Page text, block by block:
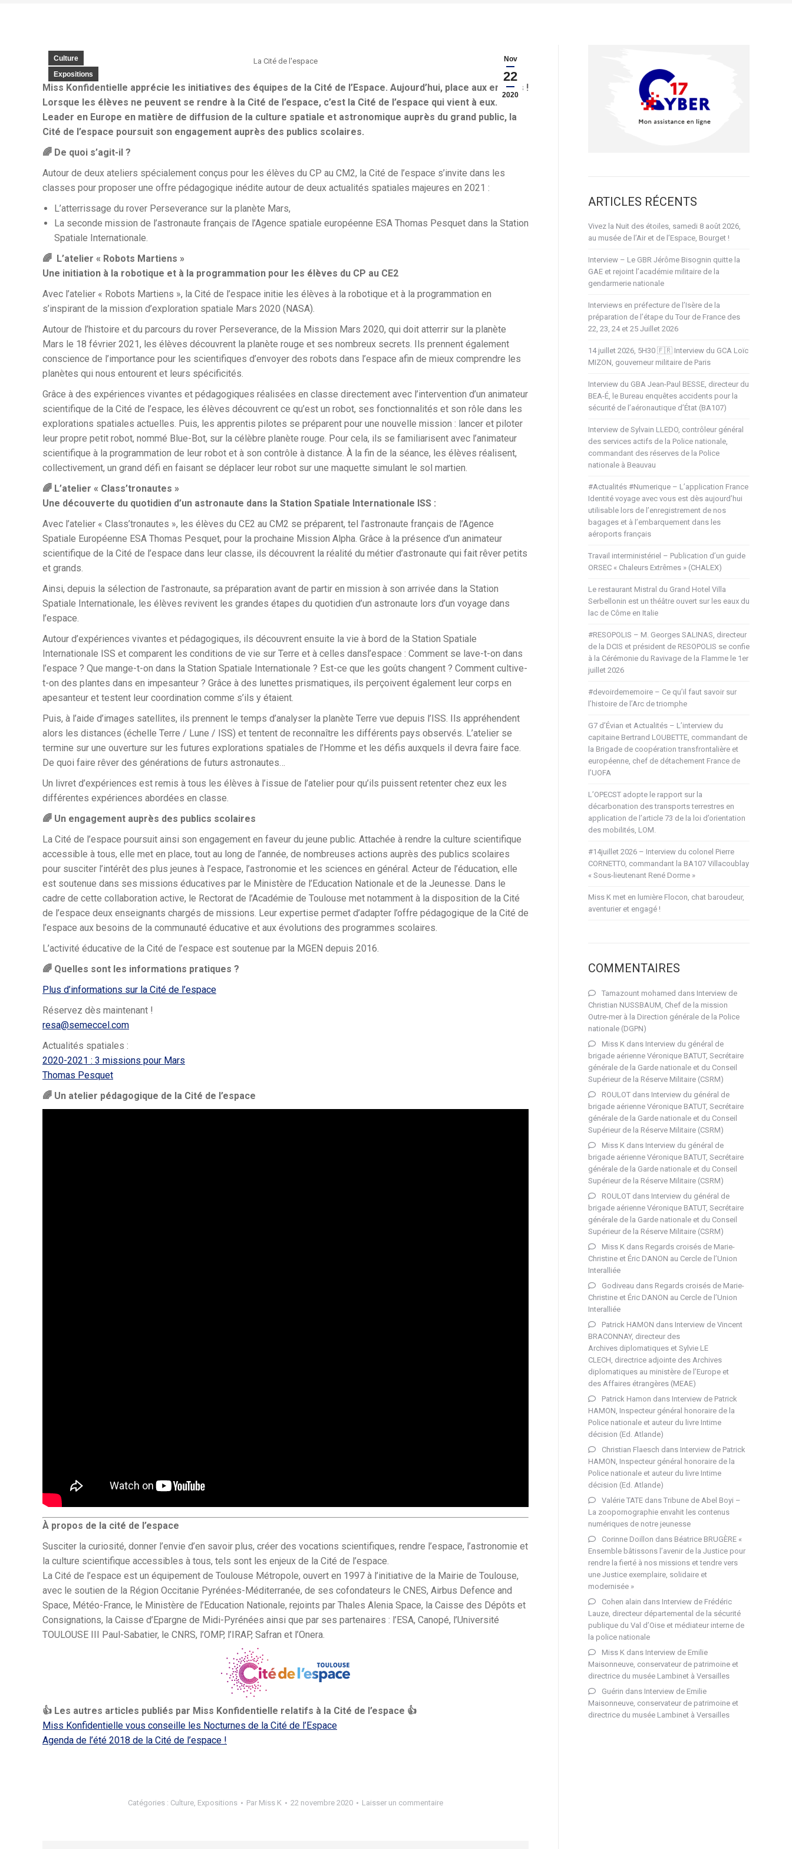
Nov
22
2020
Culture
Expositions
La Cité de l'espace
Miss Konfidentielle apprécie les initiatives des équipes de la Cité de l’Espace. Aujourd’hui, place aux enfants !
Lorsque les élèves ne peuvent se rendre à la Cité de l’espace, c’est la Cité de l’espace qui vient à eux.
Leader en Europe en matière de diffusion de la culture spatiale et astronomique auprès du grand public, la
Cité de l’espace poursuit son engagement auprès des publics scolaires.
🌈 De quoi s’agit-il ?
Autour de deux ateliers spécialement conçus pour les élèves du CP au CM2, la Cité de l’espace s’invite dans les
classes pour proposer une offre pédagogique inédite autour de deux actualités spatiales majeures en 2021 :
L’atterrissage du rover Perseverance sur la planète Mars,
La seconde mission de l’astronaute français de l’Agence spatiale européenne ESA Thomas Pesquet dans la Station
Spatiale Internationale.
🌈 L’atelier « Robots Martiens »
Une initiation à la robotique et à la programmation pour les élèves du CP au CE2
Avec l’atelier « Robots Martiens », la Cité de l’espace initie les élèves à la robotique et à la programmation en
s’inspirant de la mission d’exploration spatiale Mars 2020 (NASA).
Autour de l’histoire et du parcours du rover Perseverance, de la Mission Mars 2020, qui doit atterrir sur la planète
Mars le 18 février 2021, les élèves découvrent la planète rouge et ses nombreux secrets. Ils prennent également
conscience de l’importance pour les scientifiques d’envoyer des robots dans l’espace afin de mieux comprendre les
planètes qui nous entourent et leurs spécificités.
Grâce à des expériences vivantes et pédagogiques réalisées en classe directement avec l’intervention d’un animateur
scientifique de la Cité de l’espace, les élèves découvrent ce qu’est un robot, ses fonctionnalités et son rôle dans les
explorations spatiales actuelles. Puis, les apprentis pilotes se préparent pour une nouvelle mission : lancer et piloter
leur propre petit robot, nommé Blue-Bot, sur la célèbre planète rouge. Pour cela, ils se familiarisent avec l’animateur
scientifique à la programmation de leur robot et à son contrôle à distance. À la fin de la séance, les élèves réalisent,
collectivement, un grand défi en faisant se déplacer leur robot sur une maquette simulant le sol martien.
🌈 L’atelier « Class’tronautes »
Une découverte du quotidien d’un astronaute dans la Station Spatiale Internationale ISS :
Avec l’atelier « Class’tronautes », les élèves du CE2 au CM2 se préparent, tel l’astronaute français de l’Agence
Spatiale Européenne ESA Thomas Pesquet, pour la prochaine Mission Alpha. Grâce à la présence d’un animateur
scientifique de la Cité de l’espace dans leur classe, ils découvrent la réalité du métier d’astronaute qui fait rêver petits
et grands.
Ainsi, depuis la sélection de l’astronaute, sa préparation avant de partir en mission à son arrivée dans la Station
Spatiale Internationale, les élèves revivent les grandes étapes du quotidien d’un astronaute lors d’un voyage dans
l’espace.
Autour d’expériences vivantes et pédagogiques, ils découvrent ensuite la vie à bord de la Station Spatiale
Internationale ISS et comparent les conditions de vie sur Terre et à celles dansl’espace : Comment se lave-t-on dans
l’espace ? Que mange-t-on dans la Station Spatiale Internationale ? Est-ce que les goûts changent ? Comment cultive-
t-on des plantes dans en impesanteur ? Grâce à des lunettes prismatiques, ils perçoivent également leur corps en
apesanteur et testent leur coordination comme s’ils y étaient.
Puis, à l’aide d’images satellites, ils prennent le temps d’analyser la planète Terre vue depuis l’ISS. Ils appréhendent
alors les distances (échelle Terre / Lune / ISS) et tentent de reconnaître les différents pays observés. L’atelier se
termine sur une ouverture sur les futures explorations spatiales de l’Homme et les défis auxquels il devra faire face.
De quoi faire rêver des générations de futurs astronautes…
Un livret d’expériences est remis à tous les élèves à l’issue de l’atelier pour qu’ils puissent retenter chez eux les
différentes expériences abordées en classe.
🌈 Un engagement auprès des publics scolaires
La Cité de l’espace poursuit ainsi son engagement en faveur du jeune public. Attachée à rendre la culture scientifique
accessible à tous, elle met en place, tout au long de l’année, de nombreuses actions auprès des publics scolaires
pour susciter l’intérêt des plus jeunes à l’espace, l’astronomie et les sciences en général. Acteur de l’éducation, elle
est soutenue dans ses missions éducatives par le Ministère de l’Education Nationale et de la Jeunesse. Dans le
cadre de cette collaboration active, le Rectorat de l’Académie de Toulouse met notamment à la disposition de la Cité
de l’espace deux enseignants chargés de missions. Leur expertise permet d’adapter l’offre pédagogique de la Cité de
l’espace aux besoins de la communauté éducative et aux évolutions des programmes scolaires.
L’activité éducative de la Cité de l’espace est soutenue par la MGEN depuis 2016.
🌈 Quelles sont les informations pratiques ?
Plus d’informations sur la Cité de l’espace
Réservez dès maintenant !
resa@semeccel.com
Actualités spatiales :
2020-2021 : 3 missions pour Mars
Thomas Pesquet
🌈 Un atelier pédagogique de la Cité de l’espace
À propos de la cité de l’espace
Susciter la curiosité, donner l’envie d’en savoir plus, créer des vocations scientifiques, rendre l’espace, l’astronomie et
la culture scientifique accessibles à tous, tels sont les enjeux de la Cité de l’espace.
La Cité de l’espace est un équipement de Toulouse Métropole, ouvert en 1997 à l’initiative de la Mairie de Toulouse,
avec le soutien de la Région Occitanie Pyrénées-Méditerranée, de ses cofondateurs le CNES, Airbus Defence and
Space, Météo-France, le Ministère de l’Education Nationale, rejoints par Thales Alenia Space, la Caisse des Dépôts et
Consignations, la Caisse d’Epargne de Midi-Pyrénées ainsi que par ses partenaires : l’ESA, Canopé, l’Université
TOULOUSE III Paul-Sabatier, le CNRS, l’OMP, l’IRAP, Safran et l’Onera.
👍 Les autres articles publiés par Miss Konfidentielle relatifs à la Cité de l’espace 👍
Miss Konfidentielle vous conseille les Nocturnes de la Cité de l’Espace
Agenda de l’été 2018 de la Cité de l’espace !
Catégories : Culture, Expositions Par Miss K 22 novembre 2020 Laisser un commentaire
ARTICLES RÉCENTS
Vivez la Nuit des étoiles, samedi 8 août 2026,
au musée de l’Air et de l’Espace, Bourget !
Interview – Le GBR Jérôme Bisognin quitte la
GAE et rejoint l’académie militaire de la
gendarmerie nationale
Interviews en préfecture de l’Isère de la
préparation de l’étape du Tour de France des
22, 23, 24 et 25 Juillet 2026
14 juillet 2026, 5H30 🇫🇷 Interview du GCA Loïc
MIZON, gouverneur militaire de Paris
Interview du GBA Jean-Paul BESSE, directeur du
BEA-É, le Bureau enquêtes accidents pour la
sécurité de l’aéronautique d’État (BA107)
Interview de Sylvain LLEDO, contrôleur général
des services actifs de la Police nationale,
commandant des réserves de la Police
nationale à Beauvau
#Actualités #Numerique – L’application France
Identité voyage avec vous est dès aujourd’hui
utilisable lors de l’enregistrement de nos
bagages et à l’embarquement dans les
aéroports français
Travail interministériel – Publication d’un guide
ORSEC « Chaleurs Extrêmes » (CHALEX)
Le restaurant Mistral du Grand Hotel Villa
Serbellonin est un théâtre ouvert sur les eaux du
lac de Côme en Italie
#RESOPOLIS – M. Georges SALINAS, directeur
de la DCIS et président de RESOPOLIS se confie
à la Cérémonie du Ravivage de la Flamme le 1er
juillet 2026
#devoirdememoire – Ce qu’il faut savoir sur
l’histoire de l’Arc de triomphe
G7 d’Évian et Actualités – L’interview du
capitaine Bertrand LOUBETTE, commandant de
la Brigade de coopération transfrontalière et
européenne, chef de détachement France de
l’UOFA
L’OPECST adopte le rapport sur la
décarbonation des transports terrestres en
application de l’article 73 de la loi d’orientation
des mobilités, LOM.
#14juillet 2026 – Interview du colonel Pierre
CORNETTO, commandant la BA107 Villacoublay
« Sous-lieutenant René Dorme »
Miss K met en lumière Flocon, chat baroudeur,
aventurier et engagé !
COMMENTAIRES
Tamazount mohamed dans Interview de
Christian NUSSBAUM, Chef de la mission
Outre-mer à la Direction générale de la Police
nationale (DGPN)
Miss K dans Interview du général de
brigade aérienne Véronique BATUT, Secrétaire
générale de la Garde nationale et du Conseil
Supérieur de la Réserve Militaire (CSRM)
ROULOT dans Interview du général de
brigade aérienne Véronique BATUT, Secrétaire
générale de la Garde nationale et du Conseil
Supérieur de la Réserve Militaire (CSRM)
Miss K dans Interview du général de
brigade aérienne Véronique BATUT, Secrétaire
générale de la Garde nationale et du Conseil
Supérieur de la Réserve Militaire (CSRM)
ROULOT dans Interview du général de
brigade aérienne Véronique BATUT, Secrétaire
générale de la Garde nationale et du Conseil
Supérieur de la Réserve Militaire (CSRM)
Miss K dans Regards croisés de Marie-
Christine et Éric DANON au Cercle de l’Union
Interalliée
Godiveau dans Regards croisés de Marie-
Christine et Éric DANON au Cercle de l’Union
Interalliée
Patrick HAMON dans Interview de Vincent
BRACONNAY, directeur des
Archives diplomatiques et Sylvie LE
CLECH, directrice adjointe des Archives
diplomatiques au ministère de l’Europe et
des Affaires étrangères (MEAE)
Patrick Hamon dans Interview de Patrick
HAMON, Inspecteur général honoraire de la
Police nationale et auteur du livre Intime
décision (Ed. Atlande)
Christian Flaesch dans Interview de Patrick
HAMON, Inspecteur général honoraire de la
Police nationale et auteur du livre Intime
décision (Ed. Atlande)
Valérie TATE dans Tribune de Abel Boyi –
La zoopornographie envahit les contenus
numériques de notre jeunesse
Corinne Doillon dans Béatrice BRUGÈRE «
Ensemble bâtissons l’avenir de la Justice pour
rendre la fierté à nos missions et tendre vers
une Justice exemplaire, solidaire et
modernisée »
Cohen alain dans Interview de Frédéric
Lauze, directeur départemental de la sécurité
publique du Val d’Oise et médiateur interne de
la police nationale
Miss K dans Interview de Emilie
Maisonneuve, conservateur de patrimoine et
directrice du musée Lambinet à Versailles
Guérin dans Interview de Emilie
Maisonneuve, conservateur de patrimoine et
directrice du musée Lambinet à Versailles